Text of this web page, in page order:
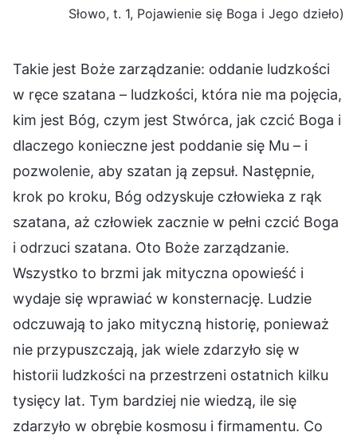
Słowo, t. 1, Pojawienie się Boga i Jego dzieło)
Takie jest Boże zarządzanie: oddanie ludzkości
w ręce szatana – ludzkości, która nie ma pojęcia,
kim jest Bóg, czym jest Stwórca, jak czcić Boga i
dlaczego konieczne jest poddanie się Mu – i
pozwolenie, aby szatan ją zepsuł. Następnie,
krok po kroku, Bóg odzyskuje człowieka z rąk
szatana, aż człowiek zacznie w pełni czcić Boga
i odrzuci szatana. Oto Boże zarządzanie.
Wszystko to brzmi jak mityczna opowieść i
wydaje się wprawiać w konsternację. Ludzie
odczuwają to jako mityczną historię, ponieważ
nie przypuszczają, jak wiele zdarzyło się w
historii ludzkości na przestrzeni ostatnich kilku
tysięcy lat. Tym bardziej nie wiedzą, ile się
zdarzyło w obrębie kosmosu i firmamentu. Co